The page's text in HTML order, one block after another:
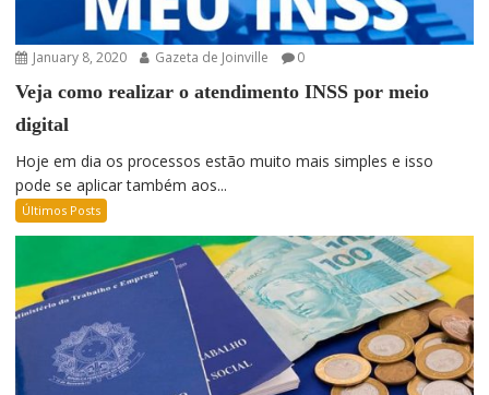
January 8, 2020 Gazeta de Joinville 0
Veja como realizar o atendimento INSS por meio
digital
Hoje em dia os processos estão muito mais simples e isso
pode se aplicar também aos...
Últimos Posts